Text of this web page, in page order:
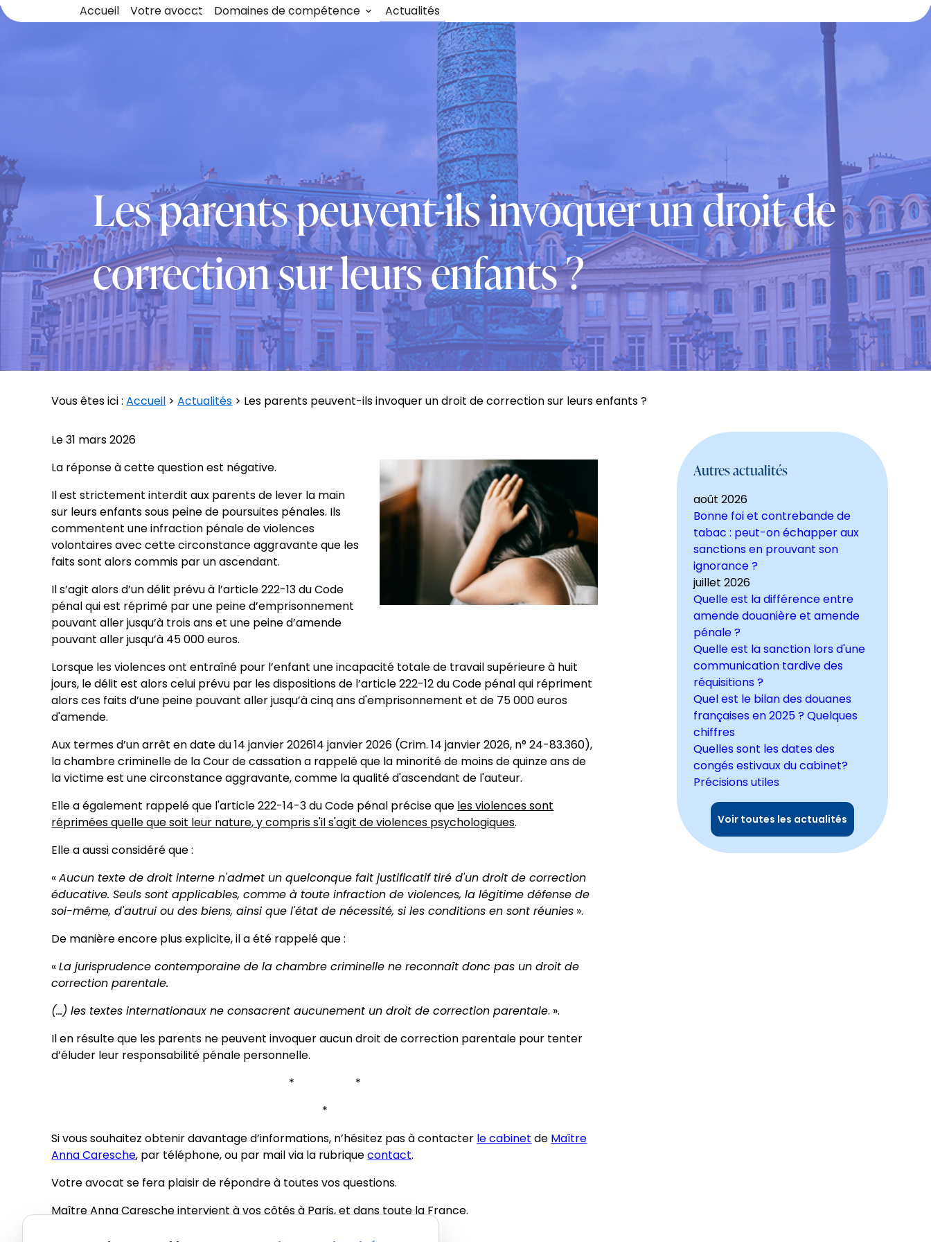
Accueil Votre avocat Domaines de compétence Actualités
Les parents peuvent-ils invoquer un droit de
correction sur leurs enfants ?
Vous êtes ici : Accueil >Actualités > Les parents peuvent-ils invoquer un droit de correction sur leurs enfants ?
Le31 mars 2026
La réponse à cette question est négative.
Il est strictement interdit aux parents de lever la main
sur leurs enfants sous peine de poursuites pénales. Ils
commentent une infraction pénale de violences
volontaires avec cette circonstance aggravante que les
faits sont alors commis par un ascendant.
Il s’agit alors d’un délit prévu à l’article 222-13 du Code
pénal qui est réprimé par une peine d’emprisonnement
pouvant aller jusqu’à trois ans et une peine d’amende
pouvant aller jusqu’à 45 000 euros.
Lorsque les violences ont entraîné pour l’enfant une incapacité totale de travail supérieure à huit
jours, le délit est alors celui prévu par les dispositions de l’article 222-12 du Code pénal qui répriment
alors ces faits d’une peine pouvant aller jusqu’à cinq ans d'emprisonnement et de 75 000 euros
d'amende.
Aux termes d’un arrêt en date du 14 janvier 202614 janvier 2026 (Crim. 14 janvier 2026, n° 24-83.360),
la chambre criminelle de la Cour de cassation a rappelé que la minorité de moins de quinze ans de
la victime est une circonstance aggravante, comme la qualité d'ascendant de l'auteur.
Elle a également rappelé que l'article 222-14-3 du Code pénal précise que les violences sont
réprimées quelle que soit leur nature, y compris s'il s'agit de violences psychologiques.
Elle a aussi considéré que :
«Aucun texte de droit interne n'admet un quelconque fait justificatif tiré d'un droit de correction
éducative. Seuls sont applicables, comme à toute infraction de violences, la légitime défense de
soi-même, d'autrui ou des biens, ainsi que l'état de nécessité, si les conditions en sont réunies ».
De manière encore plus explicite, il a été rappelé que :
«La jurisprudence contemporaine de la chambre criminelle ne reconnaît donc pas un droit de
correction parentale.
(…) les textes internationaux ne consacrent aucunement un droit de correction parentale. ».
Il en résulte que les parents ne peuvent invoquer aucun droit de correction parentale pour tenter
d’éluder leur responsabilité pénale personnelle.
* *
*
Si vous souhaitez obtenir davantage d’informations, n’hésitez pas à contacter le cabinet de Maître
Anna Caresche, par téléphone, ou par mail via la rubriquecontact.
Votre avocat se fera plaisir de répondre à toutes vos questions.
Maître Anna Caresche intervient à vos côtés à Paris, et dans toute la France.
Autres actualités
août 2026
Bonne foi et contrebande de
tabac : peut-on échapper aux
sanctions en prouvant son
ignorance ?
juillet 2026
Quelle est la différence entre
amende douanière et amende
pénale ?
Quelle est la sanction lors d'une
communication tardive des
réquisitions ?
Quel est le bilan des douanes
françaises en 2025 ? Quelques
chiffres
Quelles sont les dates des
congés estivaux du cabinet?
Précisions utiles
Voir toutes les actualités
Panneau de gestion des cookies